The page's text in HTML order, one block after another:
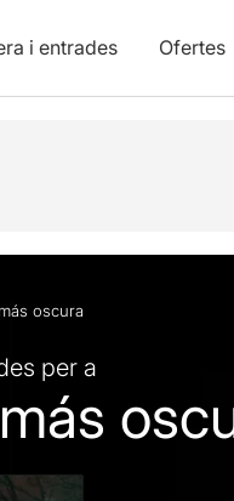
i entrades Ofertes
Fotos i vídeos
oscura
per a